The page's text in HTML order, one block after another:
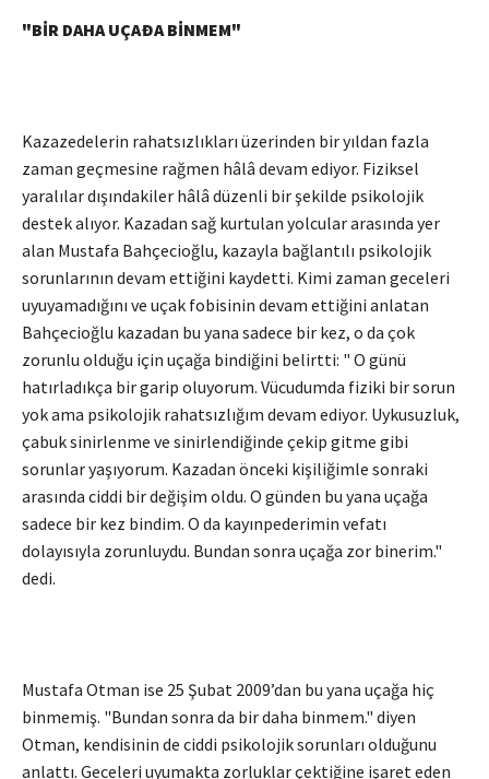
"BİR DAHA UÇAÐA BİNMEM"
Kazazedelerin rahatsızlıkları üzerinden bir yıldan fazla
zaman geçmesine rağmen hâlâ devam ediyor. Fiziksel
yaralılar dışındakiler hâlâ düzenli bir şekilde psikolojik
destek alıyor. Kazadan sağ kurtulan yolcular arasında yer
alan Mustafa Bahçecioğlu, kazayla bağlantılı psikolojik
sorunlarının devam ettiğini kaydetti. Kimi zaman geceleri
uyuyamadığını ve uçak fobisinin devam ettiğini anlatan
Bahçecioğlu kazadan bu yana sadece bir kez, o da çok
zorunlu olduğu için uçağa bindiğini belirtti: " O günü
hatırladıkça bir garip oluyorum. Vücudumda fiziki bir sorun
yok ama psikolojik rahatsızlığım devam ediyor. Uykusuzluk,
çabuk sinirlenme ve sinirlendiğinde çekip gitme gibi
sorunlar yaşıyorum. Kazadan önceki kişiliğimle sonraki
arasında ciddi bir değişim oldu. O günden bu yana uçağa
sadece bir kez bindim. O da kayınpederimin vefatı
dolayısıyla zorunluydu. Bundan sonra uçağa zor binerim."
dedi.
Mustafa Otman ise 25 Şubat 2009’dan bu yana uçağa hiç
binmemiş. "Bundan sonra da bir daha binmem." diyen
Otman, kendisinin de ciddi psikolojik sorunları olduğunu
anlattı. Geceleri uyumakta zorluklar çektiğine işaret eden